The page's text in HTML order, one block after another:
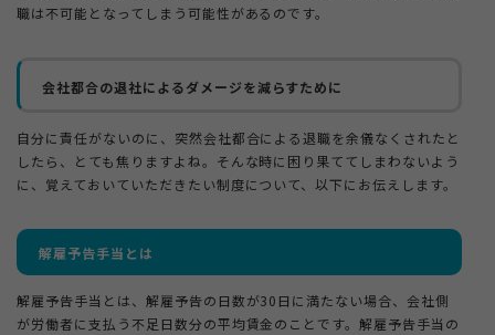
職は不可能となってしまう可能性があるのです。
会社都合の退社によるダメージを減らすために
自分に責任がないのに、突然会社都合による退職を余儀なくされたと
したら、とても焦りますよね。そんな時に困り果ててしまわないよう
に、覚えておいていただきたい制度について、以下にお伝えします。
解雇予告手当とは
解雇予告手当とは、解雇予告の日数が30日に満たない場合、会社側
が労働者に支払う不足日数分の平均賃金のことです。解雇予告手当の